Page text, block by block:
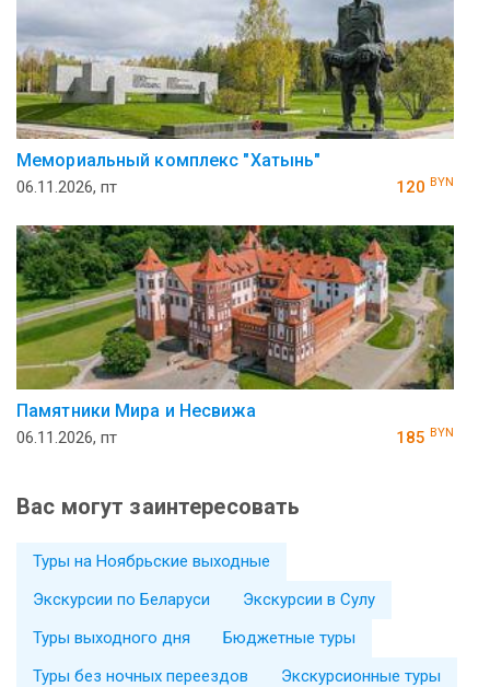
Ме­мо­ри­аль­ный ком­плекс "Ха­тынь"
06.11.2026, пт 120 BYN
Памятники Мира и Несвижа
06.11.2026, пт 185 BYN
Вас могут заинтересовать
Туры на Ноябрьские выходные
Экскурсии по Беларуси
Экскурсии в Сулу
Туры выходного дня
Бюджетные туры
Туры без ночных переездов
Экскурсионные туры